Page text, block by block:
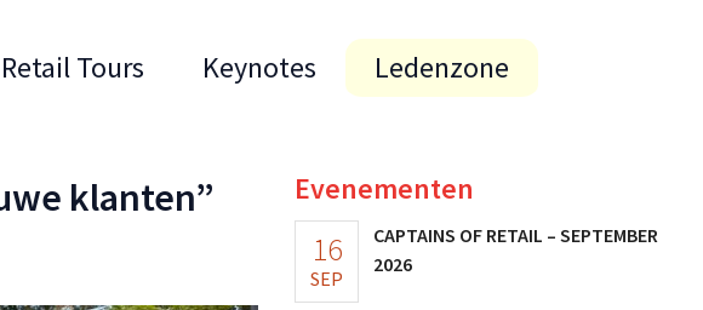
Retail Tours Keynotes Ledenzone
klanten” Evenementen
16
SEP
CAPTAINS OF RETAIL – SEPTEMBER
2026